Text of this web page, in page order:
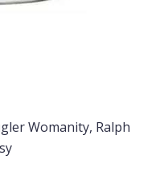
Womanity, Ralph